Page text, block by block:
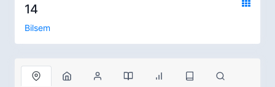
14
Bilsem